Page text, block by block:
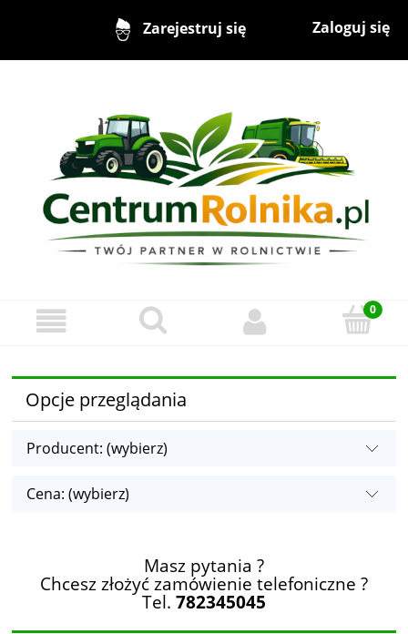
Zarejestruj się Zaloguj się
Opcje przeglądania
Producent: (wybierz)
Cena: (wybierz)
Masz pytania ?
Chcesz złożyć zamówienie telefoniczne ?
Tel. 782345045